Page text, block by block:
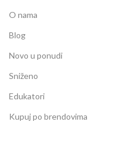
O nama
Blog
Novo u ponudi
Sniženo
Edukatori
Kupuj po brendovima